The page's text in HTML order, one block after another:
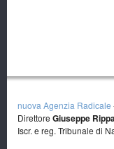
nuova Agenzia Radicale
Direttore Giuseppe
Iscr. e reg. Tribunale di